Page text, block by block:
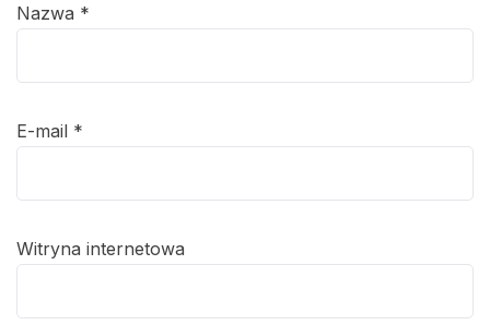
Nazwa *
E-mail *
Witryna internetowa